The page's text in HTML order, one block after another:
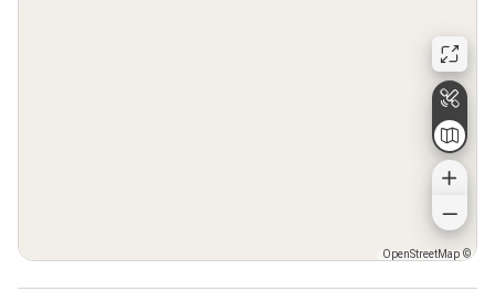
©
OpenStreetMap